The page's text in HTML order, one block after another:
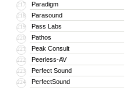
217 Paradigm
218 Parasound
219 Pass Labs
220 Pathos
221 Peak Consult
222 Peerless-AV
223 Perfect Sound
224 PerfectSound